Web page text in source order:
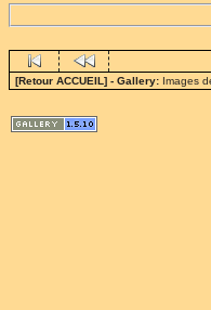
[Retour ACCUEIL] - Gallery: Images